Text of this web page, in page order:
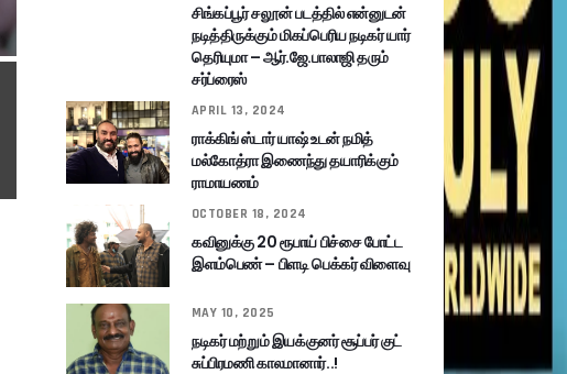
சிங்கப்பூர் சலூன் படத்தில் என்னுடன்
நடித்திருக்கும் மிகப்பெரிய நடிகர் யார்
தெரியுமா – ஆர்.ஜே.பாலாஜி தரும்
சர்ப்ரைஸ்
APRIL 13, 2024
ராக்கிங் ஸ்டார் யாஷ் உடன் நமித்
மல்கோத்ரா இணைந்து தயாரிக்கும்
ராமாயணம்
OCTOBER 18, 2024
கவினுக்கு 20 ரூபாய் பிச்சை போட்ட
இளம்பெண் – பிளடி பெக்கர் விளைவு
MAY 10, 2025
நடிகர் மற்றும் இயக்குனர் சூப்பர் குட்
சுப்பிரமணி காலமானார்..!